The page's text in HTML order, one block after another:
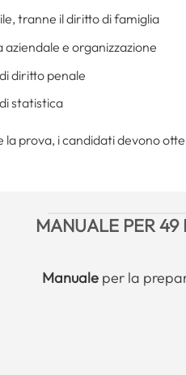
tranne il diritto di famiglia
aziendale e organizzazione
diritto penale
statistica
la prova, i candidati devono
MANUALE PER 49
Manualeper la